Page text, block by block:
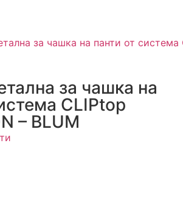
за чашка на
CLIPtop
– BLUM